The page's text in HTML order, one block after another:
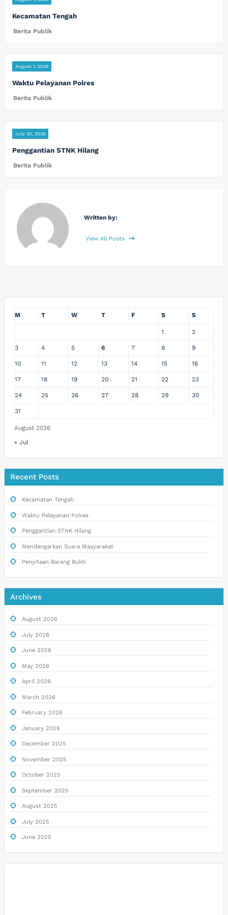
Kecamatan Tengah
Berita Publik
August 1, 2026
Waktu Pelayanan Polres
Berita Publik
July 30, 2026
Penggantian STNK Hilang
Berita Publik
Written by:
View All Posts
August 2026
M T W T F S S
1 2
3 4 5 6 7 8 9
10 11 12 13 14 15 16
17 18 19 20 21 22 23
24 25 26 27 28 29 30
31
« Jul
Recent Posts
Kecamatan Tengah
Waktu Pelayanan Polres
Penggantian STNK Hilang
Mendengarkan Suara Masyarakat
Penyitaan Barang Bukti
Archives
August 2026
July 2026
June 2026
May 2026
April 2026
March 2026
February 2026
January 2026
December 2025
November 2025
October 2025
September 2025
August 2025
July 2025
June 2025